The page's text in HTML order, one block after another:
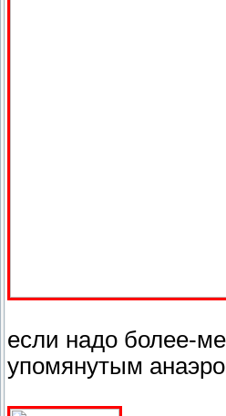
если надо более-
упомянутым